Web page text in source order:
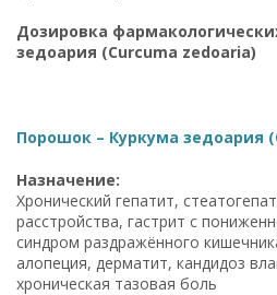
Дозировка
зедоария (Curcuma zedoaria)
Порошок – Куркума зедоария
Назначение:
Хронический гепатит,
расстройства, гастрит с
синдром раздражённого
алопеция, дерматит, кандидоз
хроническая тазовая боль